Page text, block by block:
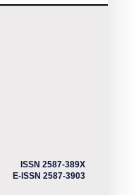
ISSN 2587-389X
E-ISSN 2587-3903